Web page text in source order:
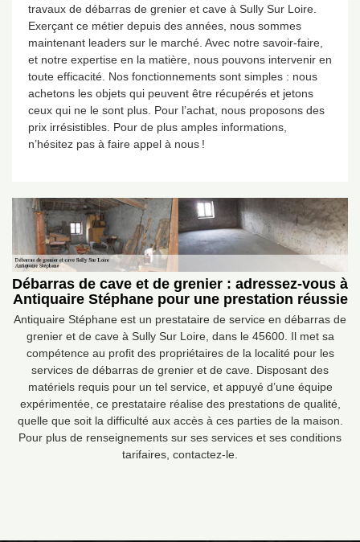
travaux de débarras de grenier et cave à Sully Sur Loire.
Exerçant ce métier depuis des années, nous sommes
maintenant leaders sur le marché. Avec notre savoir-faire,
et notre expertise en la matière, nous pouvons intervenir en
toute efficacité. Nos fonctionnements sont simples : nous
achetons les objets qui peuvent être récupérés et jetons
ceux qui ne le sont plus. Pour l’achat, nous proposons des
prix irrésistibles. Pour de plus amples informations,
n’hésitez pas à faire appel à nous !
Débarras de cave et de grenier : adressez-vous à
Antiquaire Stéphane pour une prestation réussie
Antiquaire Stéphane est un prestataire de service en débarras de
grenier et de cave à Sully Sur Loire, dans le 45600. Il met sa
compétence au profit des propriétaires de la localité pour les
services de débarras de grenier et de cave. Disposant des
matériels requis pour un tel service, et appuyé d’une équipe
expérimentée, ce prestataire réalise des prestations de qualité,
quelle que soit la difficulté aux accès à ces parties de la maison.
Pour plus de renseignements sur ses services et ses conditions
tarifaires, contactez-le.